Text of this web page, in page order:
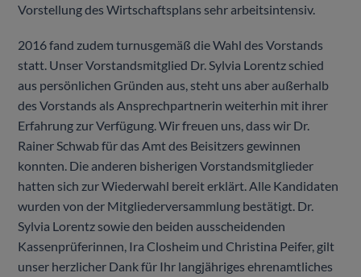
Vorstellung des Wirtschaftsplans sehr arbeitsintensiv.
2016 fand zudem turnusgemäß die Wahl des Vorstands
statt. Unser Vorstandsmitglied Dr. Sylvia Lorentz schied
aus persönlichen Gründen aus, steht uns aber außerhalb
des Vorstands als Ansprechpartnerin weiterhin mit ihrer
Erfahrung zur Verfügung. Wir freuen uns, dass wir Dr.
Rainer Schwab für das Amt des Beisitzers gewinnen
konnten. Die anderen bisherigen Vorstandsmitglieder
hatten sich zur Wiederwahl bereit erklärt. Alle Kandidaten
wurden von der Mitgliederversammlung bestätigt. Dr.
Sylvia Lorentz sowie den beiden ausscheidenden
Kassenprüferinnen, Ira Closheim und Christina Peifer, gilt
unser herzlicher Dank für Ihr langjähriges ehrenamtliches